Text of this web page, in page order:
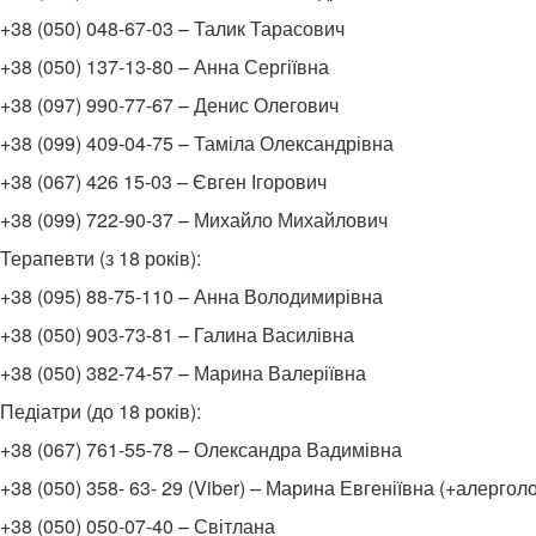
+38 (050) 048-67-03 – Талик Тарасович
+38 (050) 137-13-80 – Анна Сергіївна
+38 (097) 990-77-67 – Денис Олегович
+38 (099) 409-04-75 – Таміла Олександрівна
+38 (067) 426 15-03 – Євген Ігорович
+38 (099) 722-90-37 – Михайло Михайлович
Терапевти (з 18 років):
+38 (095) 88-75-110 – Анна Володимирівна
+38 (050) 903-73-81 – Галина Василівна
+38 (050) 382-74-57 – Марина Валеріївна
Педіатри (до 18 років):
+38 (067) 761-55-78 – Олександра Вадимівна
+38 (050) 358- 63- 29 (Viber) – Марина Евгеніївна
+38 (050) 050-07-40 – Світлана